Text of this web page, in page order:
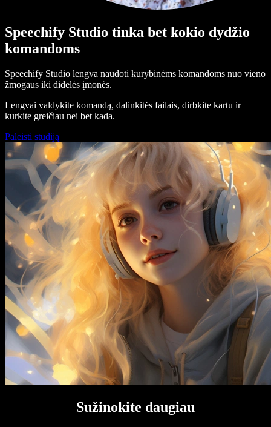
Speechify Studio tinka bet kokio dydžio
komandoms
Speechify Studio lengva naudoti kūrybinėms komandoms nuo vieno
žmogaus iki didelės įmonės.
Lengvai valdykite komandą, dalinkitės failais, dirbkite kartu ir
kurkite greičiau nei bet kada.
Paleisti studiją
Sužinokite daugiau